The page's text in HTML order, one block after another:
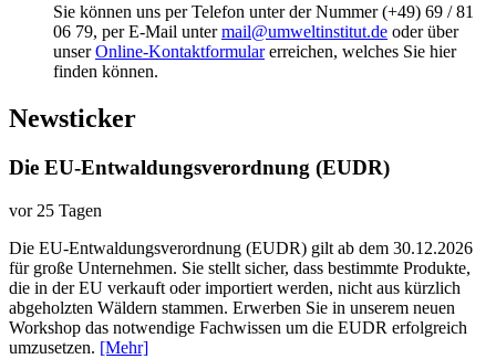
Sie können uns per Telefon unter der Nummer (+49) 69 / 81
06 79, per E-Mail untermail@umweltinstitut.de oder über
unserOnline-Kontaktformularerreichen, welches Sie hier
finden können.
Newsticker
Die EU-Entwaldungsverordnung (EUDR)
vor 25 Tagen
Die EU-Entwaldungsverordnung (EUDR) gilt ab dem 30.12.2026
für große Unternehmen. Sie stellt sicher, dass bestimmte Produkte,
die in der EU verkauft oder importiert werden, nicht aus kürzlich
abgeholzten Wäldern stammen. Erwerben Sie in unserem neuen
Workshop das notwendige Fachwissen um die EUDR erfolgreich
umzusetzen. [Mehr]